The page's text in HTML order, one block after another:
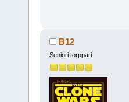
B12
Seniori torppari